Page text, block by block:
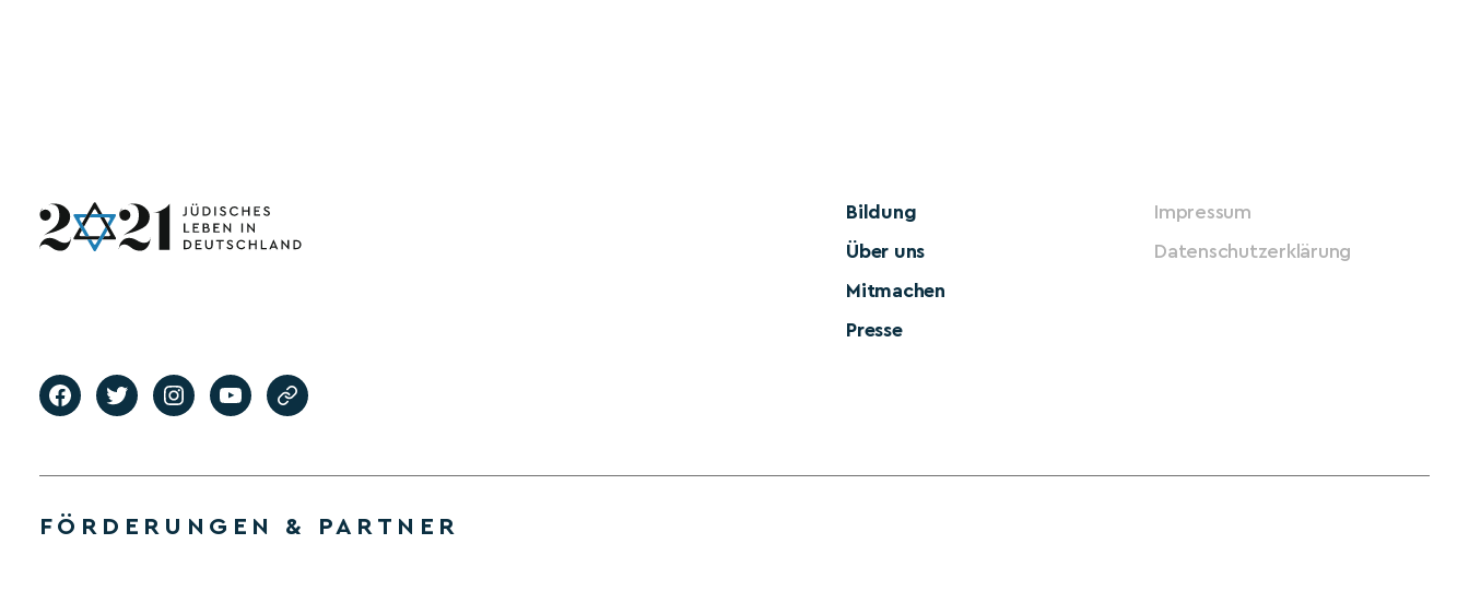
Bildung
Über uns
Mitmachen
Presse
Impressum
Datenschutzerklärung
FÖRDERUNGEN & PARTNER